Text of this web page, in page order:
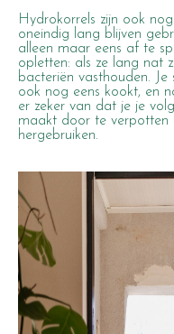
Hydrokorrels zijn ook
oneindig lang blijven
alleen maar eens af te
opletten: als ze lang nat
bacteriën vasthouden.
ook nog eens kookt, en
er zeker van dat je je
maakt door te verpotten
hergebruiken.